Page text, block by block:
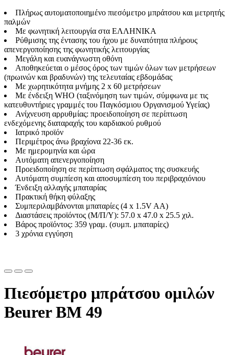
Πλήρως αυτοματοποιημένο πιεσόμετρο μπράτσου και μετρητής
παλμών
Με φωνητική λειτουργία στα ΕΛΛΗΝΙΚΑ
Ρύθμισης της έντασης του ήχου με δυνατότητα πλήρους
απενεργοποίησης της φωνητικής λειτουργίας
Μεγάλη και ευανάγνωστη οθόνη
Αποθηκεύεται ο μέσος όρος των τιμών όλων των μετρήσεων
(πρωινών και βραδυνών) της τελευταίας εβδομάδας
Με χωρητικότητα μνήμης 2 x 60 μετρήσεων
Με ένδειξη WHO (ταξινόμηση των τιμών, σύμφωνα με τις
κατευθυντήριες γραμμές του Παγκόσμιου Οργανισμού Υγείας)
Ανίχνευση αρρυθμίας: προειδοποίηση σε περίπτωση
ενδεχόμενης διαταραχής του καρδιακού ρυθμού
Ιατρικό προϊόν
Περιμέτρος άνω βραχίονα 22-36 εκ.
Με ημερομηνία και ώρα
Αυτόματη απενεργοποίηση
Προειδοποίηση σε περίπτωση σφάλματος της συσκευής
Αυτόματη συμπίεση και αποσυμπίεση του περιβραχιόνιου
Ένδειξη αλλαγής μπαταρίας
Πρακτική θήκη φύλαξης
Συμπεριλαμβάνονται μπαταρίες (4 x 1.5V AA)
Διαστάσεις προϊόντος (Μ/Π/Υ): 57.0 x 47.0 x 25.5 χιλ.
Βάρος προϊόντος: 359 γραμ. (συμπ. μπαταρίες)
3 χρόνια εγγύηση
Πιεσόμετρο μπράτσου ομιλών
Beurer BM 49